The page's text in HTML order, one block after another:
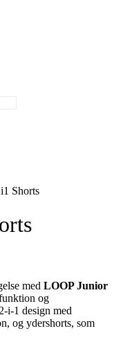
Shorts
med LOOP Junior
og
i-1 design med
og ydershorts, som